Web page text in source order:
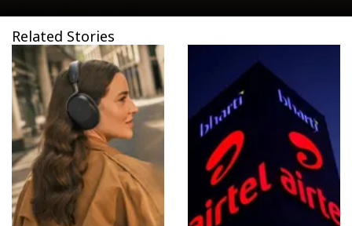
Related Stories